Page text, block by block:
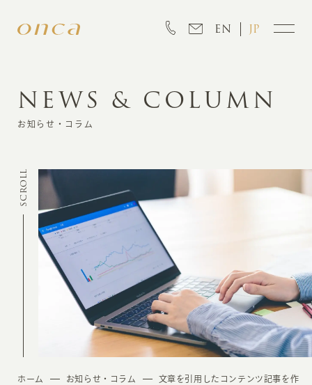
EN JP
INFORMATION
CREATION
MARKETING
NEWS & COLUMN
お知らせ・コラム
SCROLL
ホーム お知らせ・コラム
文章を引用したコンテンツ記事を作